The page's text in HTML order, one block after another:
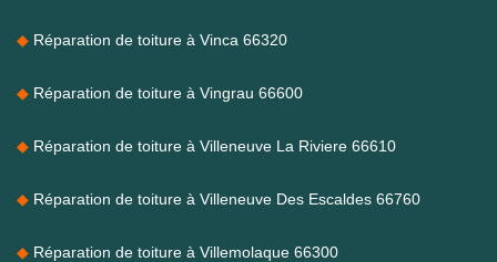
Réparation de toiture à Vinca 66320
Réparation de toiture à Vingrau 66600
Réparation de toiture à Villeneuve La Riviere 66610
Réparation de toiture à Villeneuve Des Escaldes 66760
Réparation de toiture à Villemolaque 66300